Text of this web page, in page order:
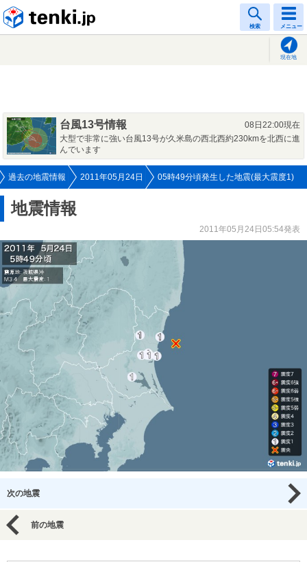
検索 メニュー
現在地
台風13号情報
08日22:00現在
大型で非常に強い台風13号が久米島の西北西約230kmを北西に進
んでいます
過去の地震情報 2011年05月24日 05時49分頃発生した地震(最大震度1)
地震情報
2011年05月24日05:54発表
次の地震
前の地震